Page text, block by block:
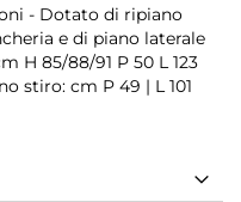
- Dotato di ripiano
e di piano laterale
H 85/88/91 P 50 L 123
stiro: cm P 49 | L 101